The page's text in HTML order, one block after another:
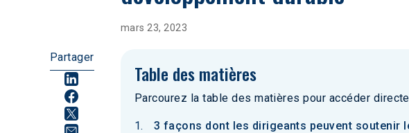
mars 23, 2023
Partager
Table des matières
Parcourez la table des matières pour accéder
3 façons dont les dirigeants peuvent soutenir